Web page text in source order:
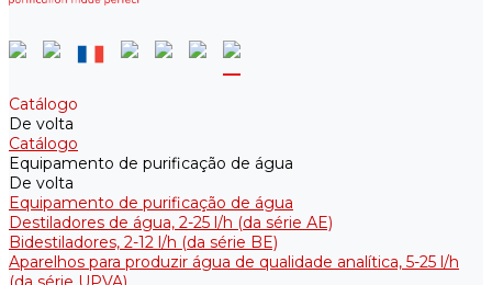
Catálogo
De volta
Catálogo
Equipamento de purificação de água
De volta
Equipamento de purificação de água
Destiladores de água, 2-25 l/h (da série АE)
Bidestiladores, 2-12 l/h (da série BE)
Aparelhos para produzir água de qualidade analítica, 5-25 l/h